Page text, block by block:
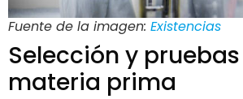
Fuente de la imagen: Existencias
Selección y
materia prima